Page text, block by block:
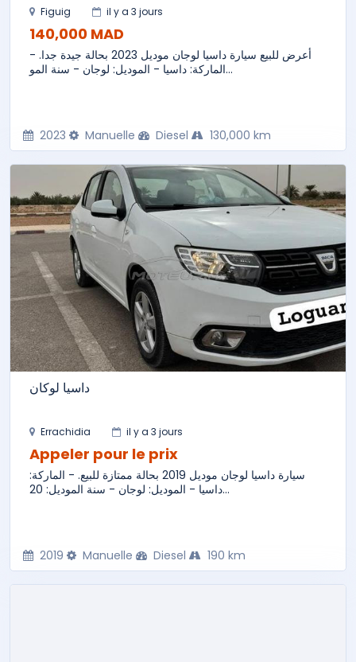
Figuig il y a 3 jours
140,000 MAD
أعرض للبيع سيارة داسيا لوجان موديل 2023 بحالة جيدة جدا. -
الماركة: داسيا - الموديل: لوجان - سنة المو...
2023 Manuelle Diesel 130,000 km
داسيا لوكان
Errachidia il y a 3 jours
Appeler pour le prix
سيارة داسيا لوجان موديل 2019 بحالة ممتازة للبيع. - الماركة:
داسيا - الموديل: لوجان - سنة الموديل: 20...
2019 Manuelle Diesel 190 km